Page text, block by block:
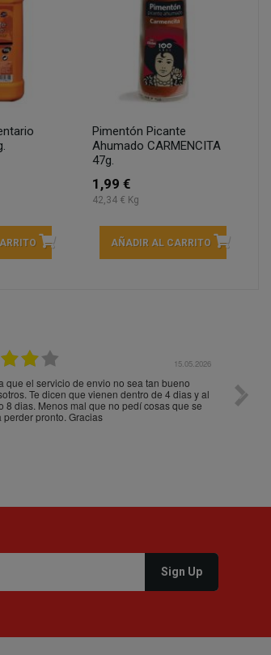
Pimentón Picante
Ahumado CARMENCITA
47g.
1,99 €
42,34 € Kg
AÑADIR AL CARRITO
15.05.2026
que el servicio de envio no sea tan bueno
Te dicen que vienen dentro de 4 dias y al
8 dias. Menos mal que no pedí cosas que se
perder pronto. Gracias